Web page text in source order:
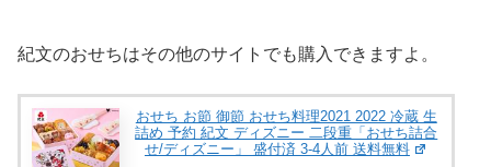
紀文のおせちはその他のサイトでも購入できますよ。
おせち お節 御節 おせち料理2021 2022 冷蔵 生
詰め 予約 紀文 ディズニー 二段重「おせち詰合
せ/ディズニー」 盛付済 3-4人前 送料無料